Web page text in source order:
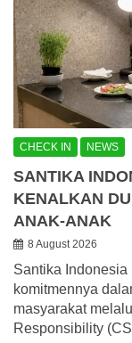
CHECK IN NEWS
SANTIKA
KENALKAN
ANAK-ANAK
8 August 2026
Santika Indonesia
komitmennya
masyarakat
Responsibility